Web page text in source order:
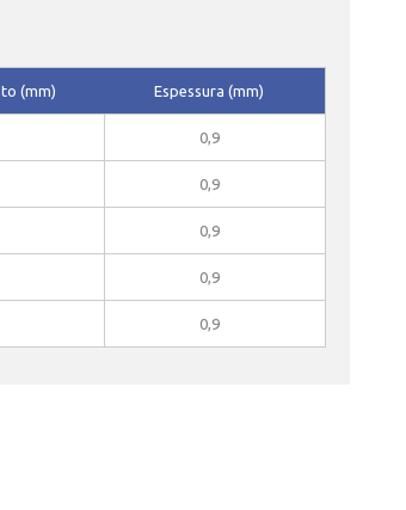
(mm) Espessura (mm)
0,9
0,9
0,9
0,9
0,9